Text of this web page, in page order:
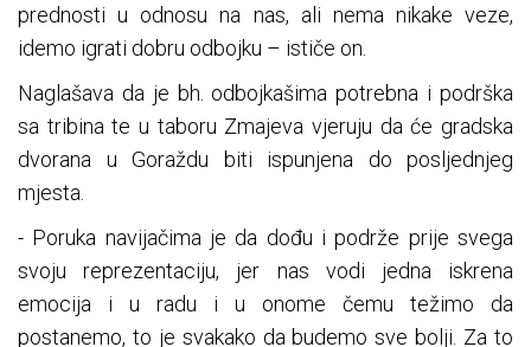
prednosti u odnosu na nas, ali nema nikake veze,
idemo igrati dobru odbojku – ističe on.
Naglašava da je bh. odbojkašima potrebna i podrška
sa tribina te u taboru Zmajeva vjeruju da će gradska
dvorana u Goraždu biti ispunjena do posljednjeg
mjesta.
- Poruka navijačima je da dođu i podrže prije svega
svoju reprezentaciju, jer nas vodi jedna iskrena
emocija i u radu i u onome čemu težimo da
postanemo, to je svakako da budemo sve bolji. Za to